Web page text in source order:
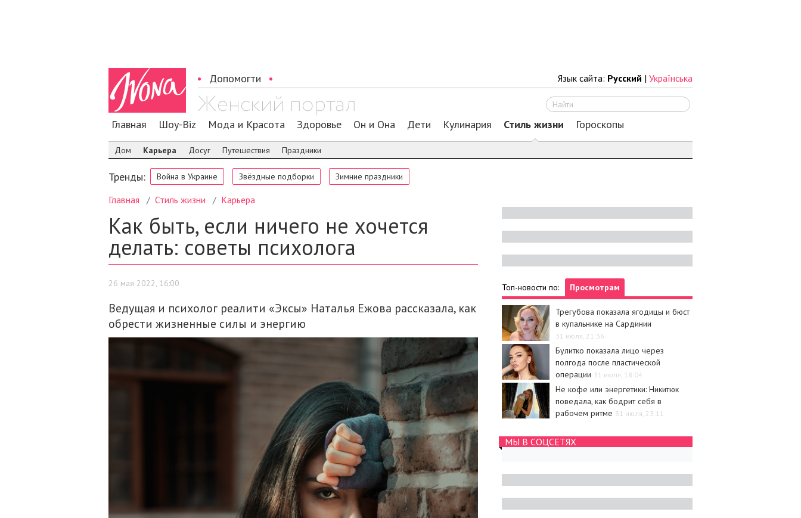
Допомогти Язык сайта: Русский | Українська
Главная Шоу-Biz Мода и Красота Здоровье Он и Она Дети Кулинария Стиль жизни Гороскопы
Дом Карьера Досуг Путешествия Праздники
Тренды: Война в Украине Звёздные подборки Зимние праздники
Главная Стиль жизни Карьера
Как быть, если ничего не хочется
делать: cоветы психолога
26 мая 2022, 16:00
Ведущая и психолог реалити «Эксы» Наталья Ежова рассказала, как
обрести жизненные силы и энергию
Топ-новости по: Просмотрам
Трегубова показала ягодицы и бюст
в купальнике на Сардинии
31 июля, 21:36
Булитко показала лицо через
полгода после пластической
операции 31 июля, 18:04
Не кофе или энергетики: Никитюк
поведала, как бодрит себя в
рабочем ритме 31 июля, 23:11
МЫ В СОЦСЕТЯХ